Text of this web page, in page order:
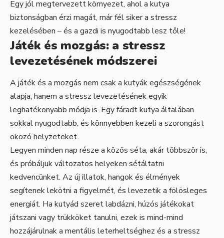
Egy jól megtervezett környezet, ahol a kutya
biztonságban érzi magát, már fél siker a stressz
kezelésében – és a gazdi is nyugodtabb lesz tőle!
Játék és mozgás: a stressz
levezetésének módszerei
A játék és a mozgás nem csak a kutyák egészségének
alapja, hanem a stressz levezetésének egyik
leghatékonyabb módja is. Egy fáradt kutya általában
sokkal nyugodtabb, és könnyebben kezeli a szorongást
okozó helyzeteket.
Legyen minden nap része a közös séta, akár többször is,
és próbáljuk változatos helyeken sétáltatni
kedvencünket. Az új illatok, hangok és élmények
segítenek lekötni a figyelmét, és levezetik a fölösleges
energiát. Ha kutyád szeret labdázni, húzós játékokat
játszani vagy trükköket tanulni, ezek is mind-mind
hozzájárulnak a mentális leterheltséghez és a stressz